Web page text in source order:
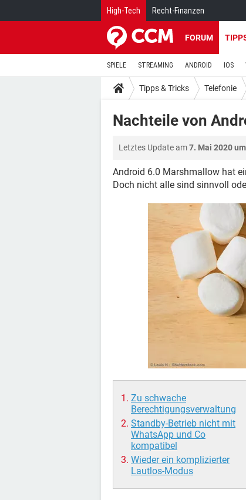
High-Tech Recht-Finanzen
FORUM
SPIELE STREAMING ANDROID IOS
Tipps & Tricks Telefonie
Nachteile von
Letztes Update am7. Mai 2020
Android 6.0 Marshmallow hat
Doch nicht alle sind sinnvoll
Zu schwache
Berechtigungsverwaltung
Standby-Betrieb nicht mit
WhatsApp und Co
kompatibel
Wieder ein komplizierter
Lautlos-Modus